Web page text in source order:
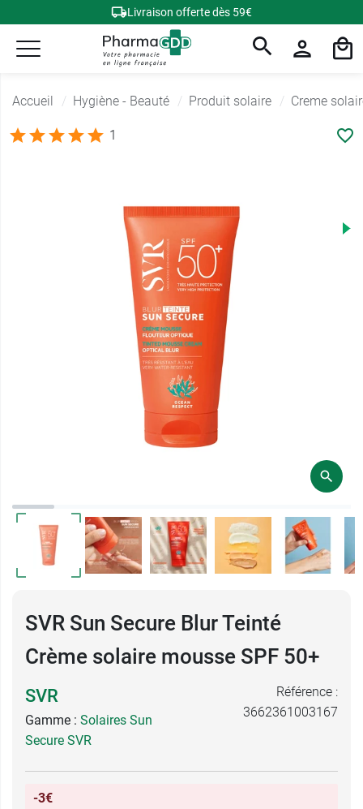
Livraison offerte dès 59€
Accueil Hygiène - Beauté Produit solaire Creme
1
SVR Sun Secure Blur Teinté
Crème solaire mousse SPF 50+
SVR
Gamme : Solaires Sun
Secure SVR
Référence :
3662361003167
-3€